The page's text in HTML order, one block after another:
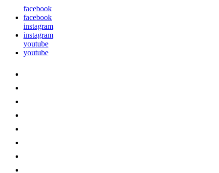
facebook
facebook
instagram
instagram
youtube
youtube